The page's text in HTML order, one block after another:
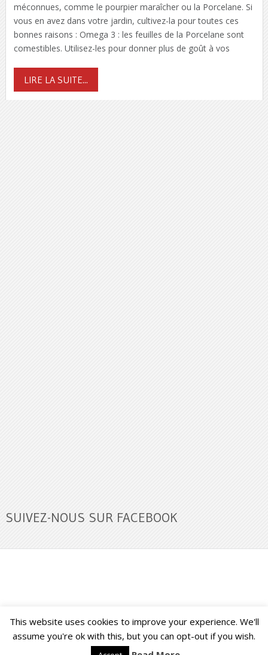
méconnues, comme le pourpier maraîcher ou la Porcelane. Si
vous en avez dans votre jardin, cultivez-la pour toutes ces
bonnes raisons : Omega 3 : les feuilles de la Porcelane sont
comestibles. Utilisez-les pour donner plus de goût à vos
LIRE LA SUITE...
SUIVEZ-NOUS SUR FACEBOOK
Buzz Ultra Copyright © 2026. Back to Top ↑
This website uses cookies to improve your experience. We'll
assume you're ok with this, but you can opt-out if you wish.